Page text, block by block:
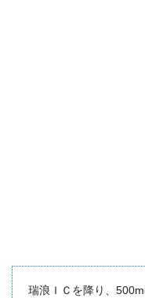
瑞浪ＩＣを降り、